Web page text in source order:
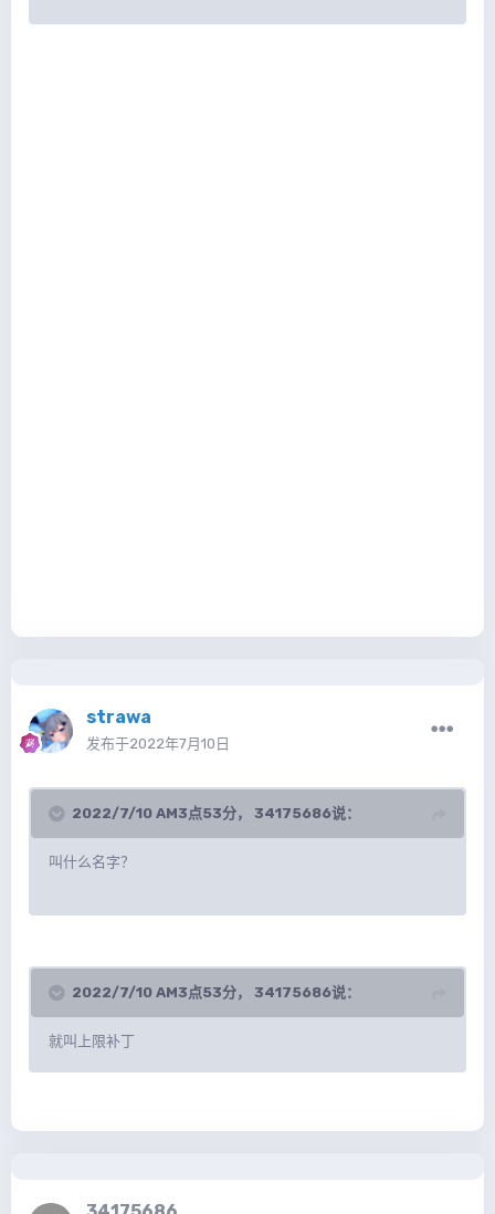
strawa
发布于2022年7月10日
2022/7/10 AM3点53分， 34175686说：
叫什么名字？
2022/7/10 AM3点53分， 34175686说：
就叫上限补丁